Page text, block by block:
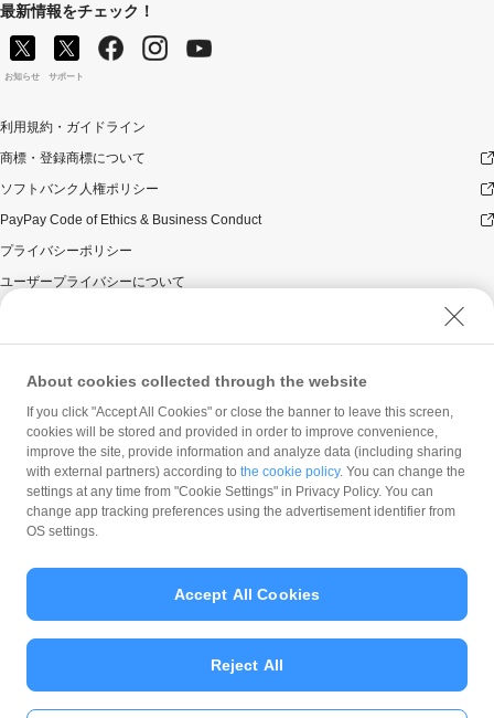
最新情報をチェック！
お知らせ サポート
利用規約・ガイドライン
商標・登録商標について
ソフトバンク人権ポリシー
PayPay Code of Ethics & Business Conduct
プライバシーポリシー
ユーザープライバシーについて
ウェブサイト利用規約
反社会的勢力に対する方針
勧誘方針
マネロン等基本方針
カスタマーハラスメントに関する当社の考え方
© PayPay Corporation
About cookies collected through the website
If you click "Accept All Cookies" or close the banner to leave this screen,
cookies will be stored and provided in order to improve convenience,
improve the site, provide information and analyze data (including sharing
with external partners) according to the cookie policy. You can change the
settings at any time from "Cookie Settings" in Privacy Policy. You can
change app tracking preferences using the advertisement identifier from
OS settings.
Reject All
Accept All Cookies